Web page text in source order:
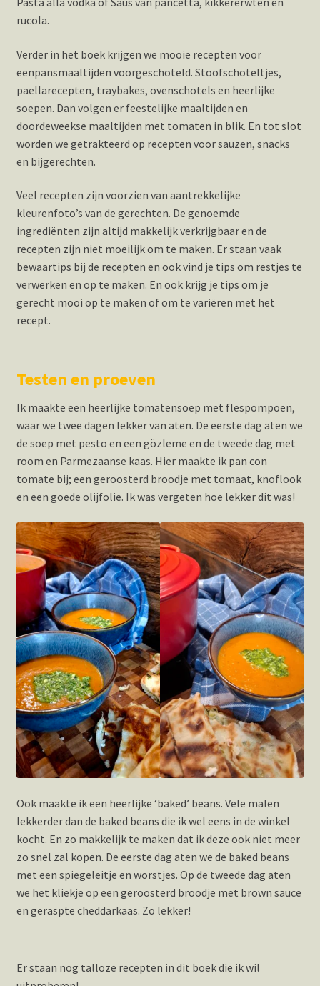
rucola.
Verder in het boek krijgen we mooie recepten voor
eenpansmaaltijden voorgeschoteld. Stoofschoteltjes,
paellarecepten, traybakes, ovenschotels en heerlijke
soepen. Dan volgen er feestelijke maaltijden en
doordeweekse maaltijden met tomaten in blik. En tot slot
worden we getrakteerd op recepten voor sauzen, snacks
en bijgerechten.
Veel recepten zijn voorzien van aantrekkelijke
kleurenfoto’s van de gerechten. De genoemde
ingrediënten zijn altijd makkelijk verkrijgbaar en de
recepten zijn niet moeilijk om te maken. Er staan vaak
bewaartips bij de recepten en ook vind je tips om restjes te
verwerken en op te maken. En ook krijg je tips om je
gerecht mooi op te maken of om te variëren met het
recept.
Testen en proeven
Ik maakte een heerlijke tomatensoep met flespompoen,
waar we twee dagen lekker van aten. De eerste dag aten we
de soep met pesto en een gözleme en de tweede dag met
room en Parmezaanse kaas. Hier maakte ik pan con
tomate bij; een geroosterd broodje met tomaat, knoflook
en een goede olijfolie. Ik was vergeten hoe lekker dit was!
Ook maakte ik een heerlijke ‘baked’ beans. Vele malen
lekkerder dan de baked beans die ik wel eens in de winkel
kocht. En zo makkelijk te maken dat ik deze ook niet meer
zo snel zal kopen. De eerste dag aten we de baked beans
met een spiegeleitje en worstjes. Op de tweede dag aten
we het kliekje op een geroosterd broodje met brown sauce
en geraspte cheddarkaas. Zo lekker!
Er staan nog talloze recepten in dit boek die ik wil